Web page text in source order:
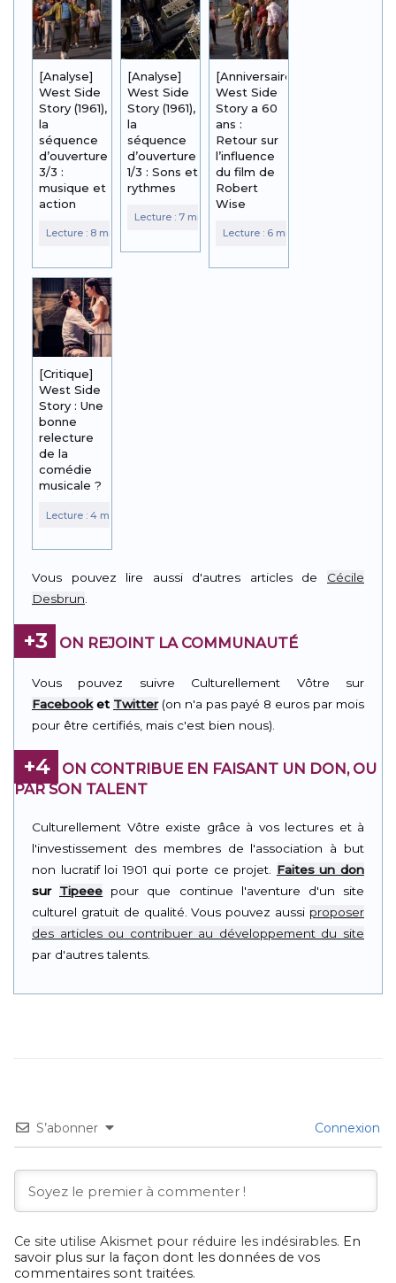
[Analyse]
West Side
Story (1961),
la
séquence
d’ouverture
3/3 :
musique et
action
[Analyse]
West Side
Story (1961),
la
séquence
d’ouverture
1/3 : Sons et
rythmes
[Anniversaire]
West Side
Story a 60
ans :
Retour sur
l’influence
du film de
Robert
Wise
[Critique]
West Side
Story : Une
bonne
relecture
de la
comédie
musicale ?
Vous pouvez lire aussi d'autres articles de Cécile
Desbrun
+3 ON REJOINT LA COMMUNAUTÉ
Vous pouvez suivre Culturellement Vôtre sur
Facebooket Twitter(on n'a pas payé 8 euros par mois
pour être certifiés, mais c'est bien nous).
+4
ON CONTRIBUE EN FAISANT UN DON, OU
PAR SON TALENT
Culturellement Vôtre existe grâce à vos lectures et à
l'investissement des membres de l'association à but
non lucratif loi 1901 qui porte ce projet. Faites un don
sur Tipeee pour que continue l'aventure d'un site
culturel gratuit de qualité. Vous pouvez aussi proposer
des articles ou contribuer au développement du site
par d'autres talents.
S’abonner Connexion
Ce site utilise Akismet pour réduire les indésirables. En
savoir plus sur la façon dont les données de vos
commentaires sont traitées.